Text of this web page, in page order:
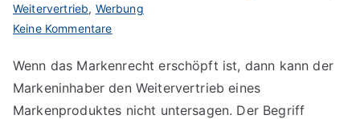
Weitervertrieb, Werbung
Keine Kommentarezu
Markenrecht
und
seine
Wenn das Markenrecht erschöpft ist, dann kann der
Markeninhaber den Weitervertrieb eines
Markenproduktes nicht untersagen. Der Begriff